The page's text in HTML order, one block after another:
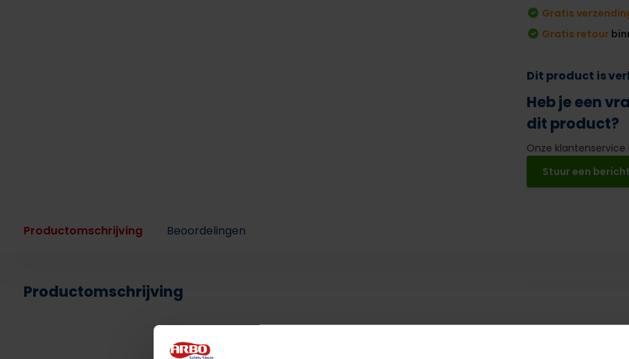
Gratis
Gratis retour
Dit product is
Heb je een
dit product?
Onze
Stuur een
Productomschrijving Beoordelingen
Productomschrijving